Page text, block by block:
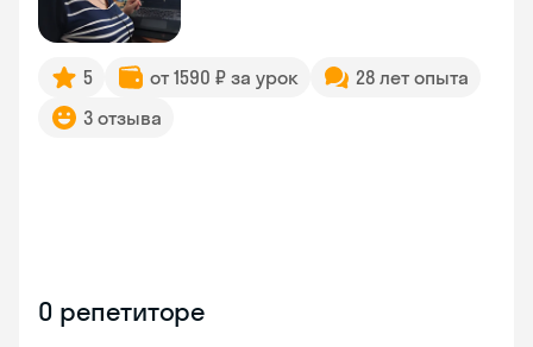
5 от 1590 ₽ за урок
28 лет опыта
3 отзыва
О репетиторе